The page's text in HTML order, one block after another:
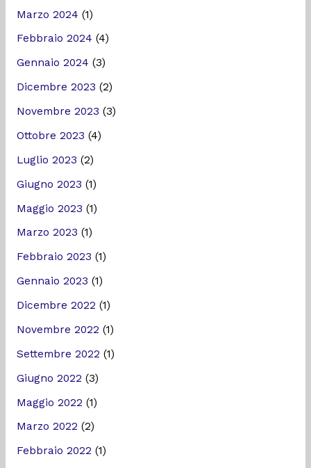
Marzo 2024 (1)
Febbraio 2024 (4)
Gennaio 2024 (3)
Dicembre 2023 (2)
Novembre 2023 (3)
Ottobre 2023 (4)
Luglio 2023 (2)
Giugno 2023 (1)
Maggio 2023 (1)
Marzo 2023 (1)
Febbraio 2023 (1)
Gennaio 2023 (1)
Dicembre 2022 (1)
Novembre 2022 (1)
Settembre 2022 (1)
Giugno 2022 (3)
Maggio 2022 (1)
Marzo 2022 (2)
Febbraio 2022 (1)